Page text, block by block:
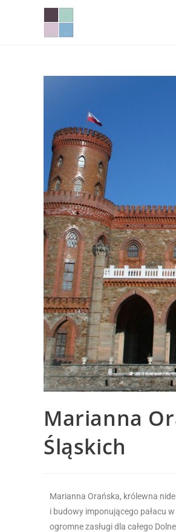
Marianna
Śląskich
Marianna Orańska, królewna
i budowy imponującego pałacu
ogromne zasługi dla całego